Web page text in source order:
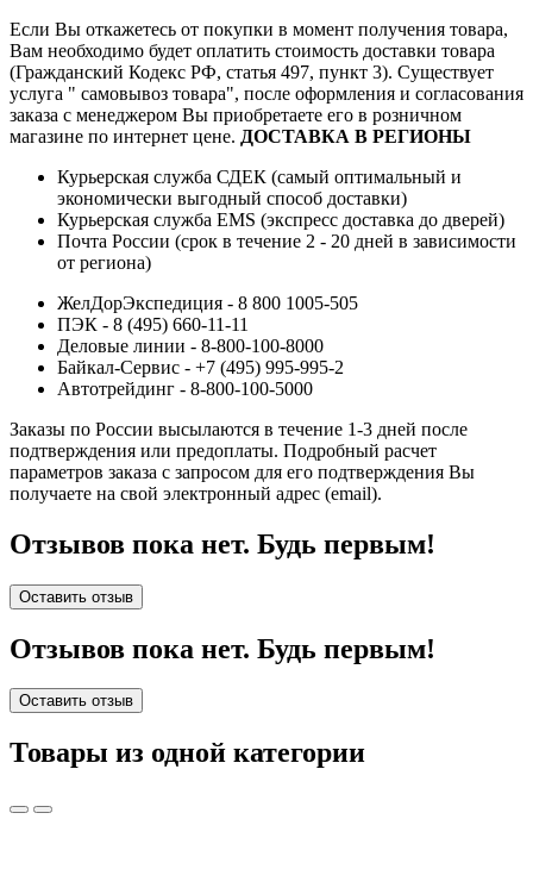
Если Вы откажетесь от покупки в момент получения товара,
Вам необходимо будет оплатить стоимость доставки товара
(Гражданский Кодекс РФ, статья 497, пункт 3). Существует
услуга " самовывоз товара", после оформления и согласования
заказа с менеджером Вы приобретаете его в розничном
магазине по интернет цене. ДОСТАВКА В РЕГИОНЫ
Курьерская служба СДЕК (самый оптимальный и
экономически выгодный способ доставки)
Курьерская служба EMS (экспресс доставка до дверей)
Почта России (срок в течение 2 - 20 дней в зависимости
от региона)
ЖелДорЭкспедиция - 8 800 1005-505
ПЭК - 8 (495) 660-11-11
Деловые линии - 8-800-100-8000
Байкал-Сервис - +7 (495) 995-995-2
Автотрейдинг - 8-800-100-5000
Заказы по России высылаются в течение 1-3 дней после
подтверждения или предоплаты. Подробный расчет
параметров заказа с запросом для его подтверждения Вы
получаете на свой электронный адрес (email).
Отзывов пока нет. Будь первым!
Оставить отзыв
Отзывов пока нет. Будь первым!
Оставить отзыв
Товары из одной категории